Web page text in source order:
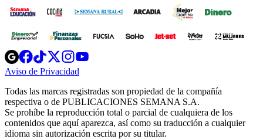
Opens
in
new
Opens
in
new
Opens
in
new
window
Opens
new
windowwindow
Aviso de Privacidad
new
window
Todas las marcas registradas son propiedad de la compañía
respectiva o de PUBLICACIONES SEMANA S.A.
Se prohíbe la reproducción total o parcial de cualquiera de los
contenidos que aquí aparezca, así como su traducción a cualquier
idioma sin autorización escrita por su titular.